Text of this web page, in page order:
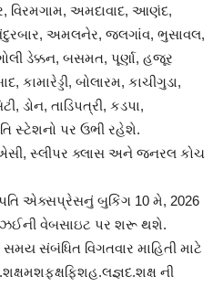
વિરમગામ, અમદાવાદ, આણંદ,
અમલનેર, જલગાંવ, ભુસાવલ,
ડેક્કન, બસમત, પૂર્ણા, હજૂર
કામારેડ્ડી, બોલારમ, કાચીગુડા,
ડોન, તાડિપત્રી, કડપા,
સ્ટેશનો પર ઉભી રહેશે.
સ્લીપર ક્લાસ અને જનરલ કોચ
એક્સપ્રેસનું બુકિંગ 10 મે, 2026
વેબસાઇટ પર શરૂ થશે.
સંબંધિત વિગતવાર માહિતી માટે
ની